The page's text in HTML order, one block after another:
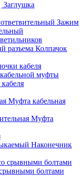
Заглушка
Зажим
Колпачок
кабеля
муфты
Муфта кабельная
Муфта
Наконечник
болтами